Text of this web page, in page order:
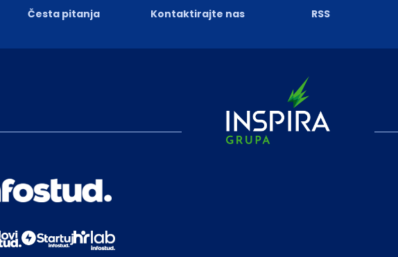
Česta pitanja Kontaktirajte nas RSS